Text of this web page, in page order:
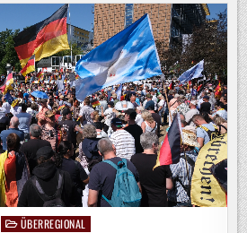
„DEINE
GEN
Z
GEHT
MIR
DERMASSEN A
UF D
IE N
ERVEN“
PostedÜBERREGIONAL